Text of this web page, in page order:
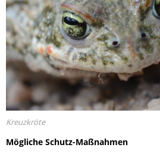
Kreuzkröte
Mögliche Schutz-Maßnahmen